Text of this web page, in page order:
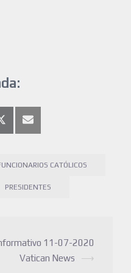
CATÓLICOS
PRESIDENTES
11-07-2020
Vatican News
⟶